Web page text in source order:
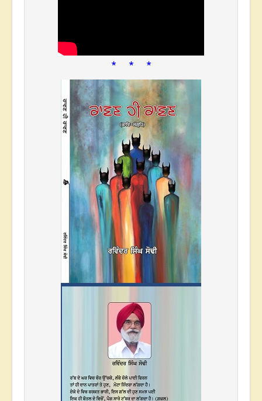
* * *